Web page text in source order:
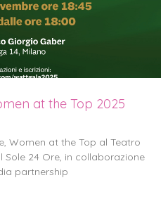
at the Top 2025
Women at the Top al Teatro
Sole 24 Ore, in collaborazione
partnership